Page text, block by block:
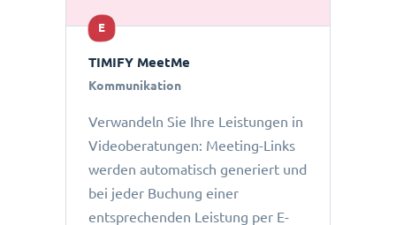
E
TIMIFY MeetMe
Kommunikation
Verwandeln Sie Ihre Leistungen in
Videoberatungen: Meeting-Links
werden automatisch generiert und
bei jeder Buchung einer
entsprechenden Leistung per E-